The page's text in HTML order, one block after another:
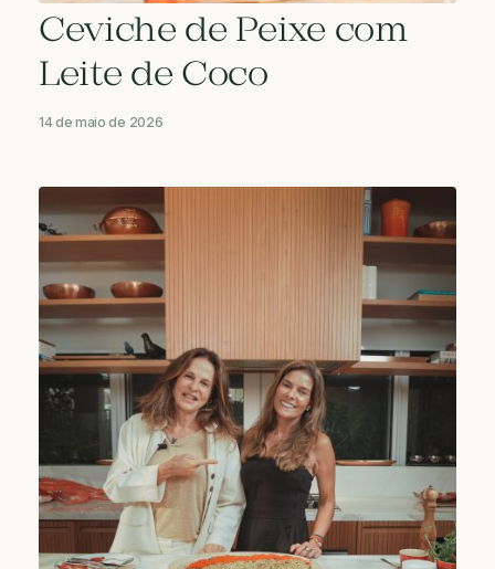
Ceviche de Peixe com
Leite de Coco
14 de maio de 2026